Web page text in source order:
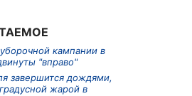
кампании в
"вправо"
завершится дождями,
жарой в